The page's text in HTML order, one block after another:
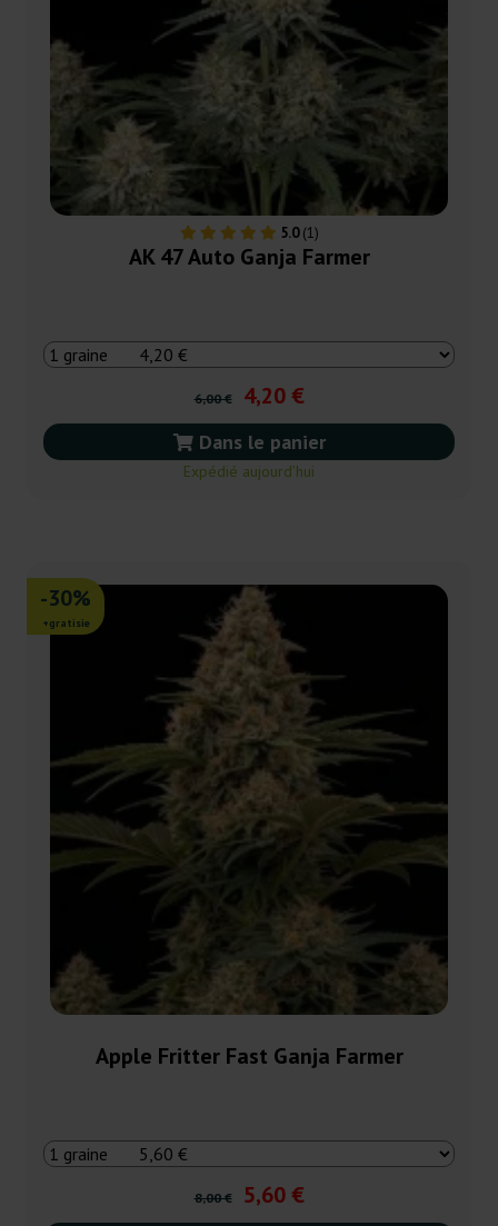
5.0(1)
AK 47 Auto Ganja Farmer
6,00 € 4,20 €
Dans le panier
Expédié aujourd’hui
-30%
+gratisie
Apple Fritter Fast Ganja Farmer
8,00 € 5,60 €